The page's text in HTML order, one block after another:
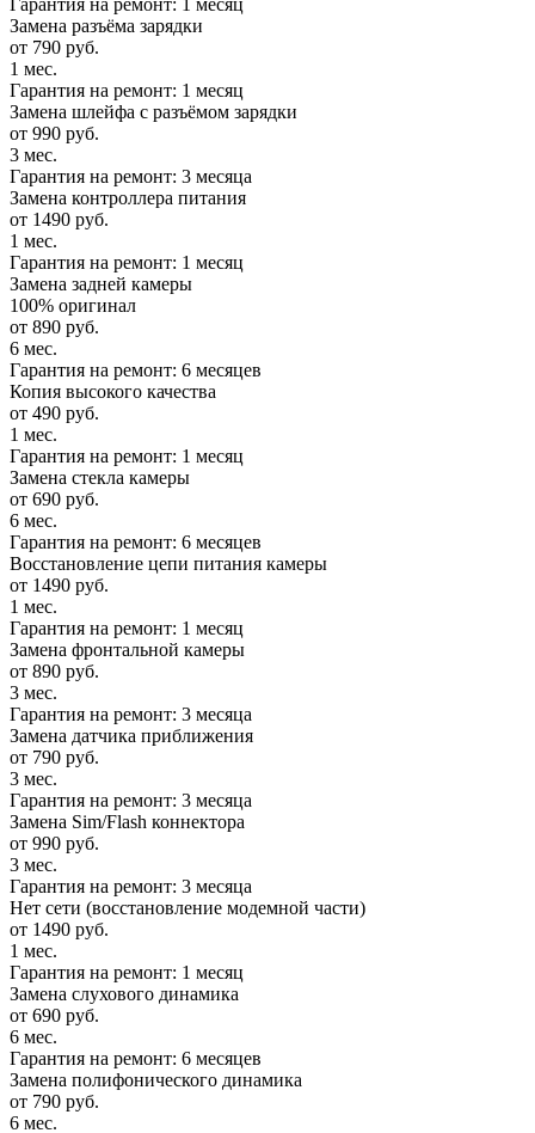
Гарантия на ремонт: 1 месяц
Замена разъёма зарядки
от 790 руб.
1 мес.
Гарантия на ремонт: 1 месяц
Замена шлейфа с разъёмом зарядки
от 990 руб.
3 мес.
Гарантия на ремонт: 3 месяца
Замена контроллера питания
от 1490 руб.
1 мес.
Гарантия на ремонт: 1 месяц
Замена задней камеры
100% оригинал
от 890 руб.
6 мес.
Гарантия на ремонт: 6 месяцев
Копия высокого качества
от 490 руб.
1 мес.
Гарантия на ремонт: 1 месяц
Замена стекла камеры
от 690 руб.
6 мес.
Гарантия на ремонт: 6 месяцев
Восстановление цепи питания камеры
от 1490 руб.
1 мес.
Гарантия на ремонт: 1 месяц
Замена фронтальной камеры
от 890 руб.
3 мес.
Гарантия на ремонт: 3 месяца
Замена датчика приближения
от 790 руб.
3 мес.
Гарантия на ремонт: 3 месяца
Замена Sim/Flash коннектора
от 990 руб.
3 мес.
Гарантия на ремонт: 3 месяца
Нет сети (восстановление модемной части)
от 1490 руб.
1 мес.
Гарантия на ремонт: 1 месяц
Замена слухового динамика
от 690 руб.
6 мес.
Гарантия на ремонт: 6 месяцев
Замена полифонического динамика
от 790 руб.
6 мес.